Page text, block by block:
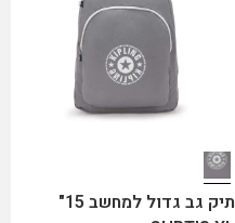
תיק גב גדול למחשב 15"